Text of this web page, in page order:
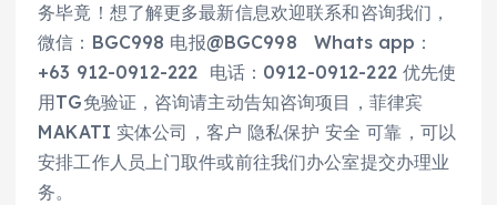
务毕竟！想了解更多最新信息欢迎联系和咨询我们，
微信：BGC998 电报@BGC998 Whats app：
+63 912-0912-222 电话：0912-0912-222 优先使
用TG免验证，咨询请主动告知咨询项目，菲律宾
MAKATI 实体公司，客户 隐私保护 安全 可靠，可以
安排工作人员上门取件或前往我们办公室提交办理业
务。